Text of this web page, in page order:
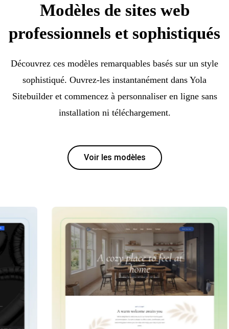
Modèles de sites web
professionnels et sophistiqués
Découvrez ces modèles remarquables basés sur un style
sophistiqué. Ouvrez-les instantanément dans Yola
Sitebuilder et commencez à personnaliser en ligne sans
installation ni téléchargement.
Voir les modèles